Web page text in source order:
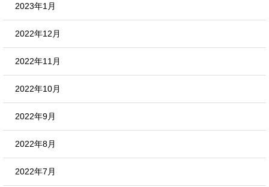
2023年1月
2022年12月
2022年11月
2022年10月
2022年9月
2022年8月
2022年7月